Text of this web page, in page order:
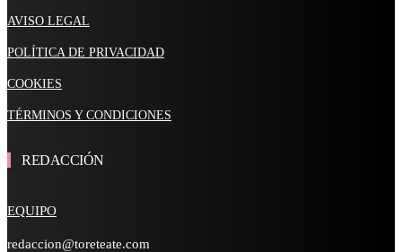
AVISO LEGAL
POLÍTICA DE PRIVACIDAD
COOKIES
TÉRMINOS Y CONDICIONES
REDACCIÓN
EQUIPO
redaccion@toreteate.com